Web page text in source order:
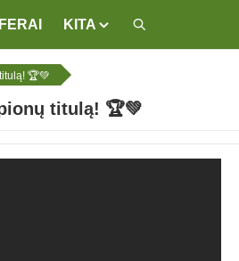
KITA
🏆💚
titulą! 🏆💚